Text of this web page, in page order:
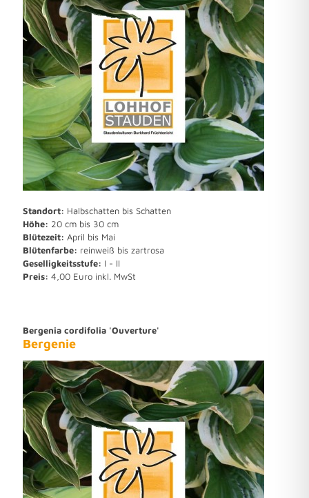
Standort: Halbschatten bis Schatten
Höhe: 20 cm bis 30 cm
Blütezeit: April bis Mai
Blütenfarbe: reinweiß bis zartrosa
Geselligkeitsstufe: I - II
Preis: 4,00 Euro inkl. MwSt
Bergenia cordifolia 'Ouverture'
Bergenie